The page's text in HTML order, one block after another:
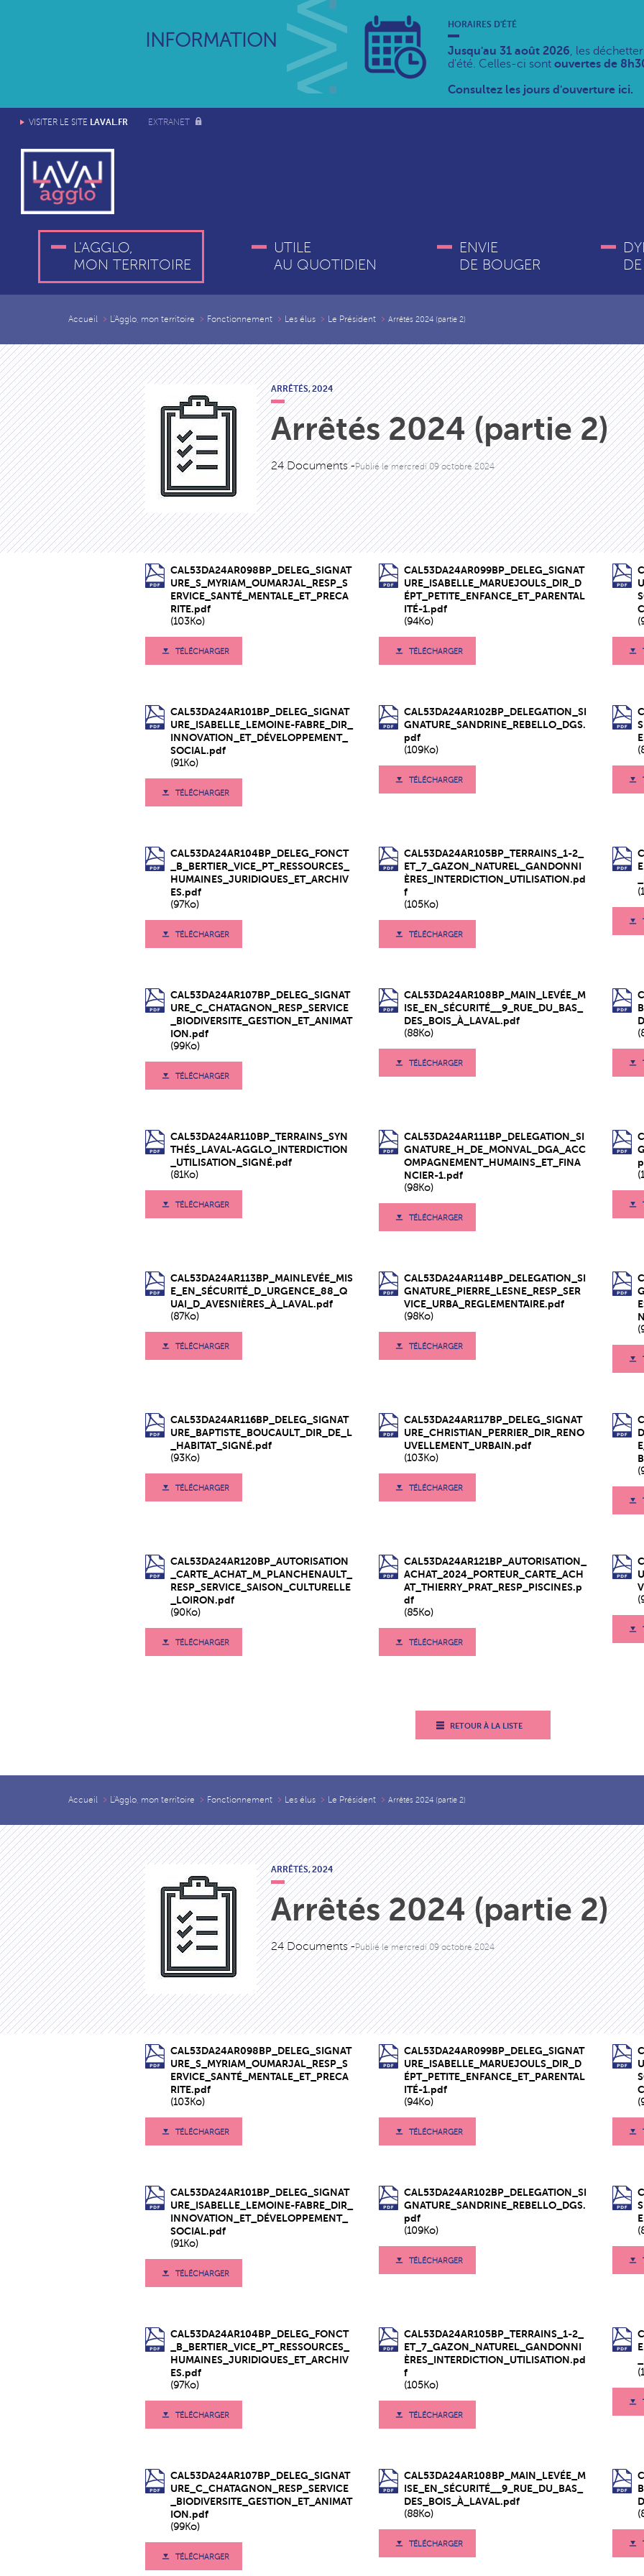
INFORMATION
HORAIRES D'ÉTÉ
Jusqu'au 31 août 2026, les
d'été. Celles-ci sont ouvertes de
Consultez les jours d'ouverture ici.
VISITER LE SITE LAVAL.FR EXTRANET
L'AGGLO,
MON TERRITOIRE
UTILE
AU QUOTIDIEN
ENVIE
DE BOUGER
Accueil L'Agglo, mon territoire Fonctionnement Les élus Le Président Arrêtés 2024 (partie 2)
ARRÊTÉS,2024
Arrêtés 2024 (partie 2)
24 Documents -Publié lemercredi 09 octobre 2024
CAL53DA24AR098BP_DELEG_SIGNAT
URE_S_MYRIAM_OUMARJAL_RESP_S
ERVICE_SANTÉ_MENTALE_ET_PRECA
RITE.pdf
(103Ko)
TÉLÉCHARGER
CAL53DA24AR099BP_DELEG_SIGNAT
URE_ISABELLE_MARUEJOULS_DIR_D
ÉPT_PETITE_ENFANCE_ET_PARENTAL
ITÉ-1.pdf
(94Ko)
TÉLÉCHARGER
CAL53DA24AR101BP_DELEG_SIGNAT
URE_ISABELLE_LEMOINE-FABRE_DIR_
INNOVATION_ET_DÉVELOPPEMENT_
SOCIAL.pdf
(91Ko)
TÉLÉCHARGER
CAL53DA24AR102BP_DELEGATION_SI
GNATURE_SANDRINE_REBELLO_DGS.
pdf
(109Ko)
TÉLÉCHARGER
CAL53DA24AR104BP_DELEG_FONCT
_B_BERTIER_VICE_PT_RESSOURCES_
HUMAINES_JURIDIQUES_ET_ARCHIV
ES.pdf
(97Ko)
TÉLÉCHARGER
CAL53DA24AR105BP_TERRAINS_1-2_
ET_7_GAZON_NATUREL_GANDONNI
ÈRES_INTERDICTION_UTILISATION.pd
f
(105Ko)
TÉLÉCHARGER
CAL53DA24AR107BP_DELEG_SIGNAT
URE_C_CHATAGNON_RESP_SERVICE
_BIODIVERSITE_GESTION_ET_ANIMAT
ION.pdf
(99Ko)
TÉLÉCHARGER
CAL53DA24AR108BP_MAIN_LEVÉE_M
ISE_EN_SÉCURITÉ__9_RUE_DU_BAS_
DES_BOIS_À_LAVAL.pdf
(88Ko)
TÉLÉCHARGER
CAL53DA24AR110BP_TERRAINS_SYN
THÉS_LAVAL-AGGLO_INTERDICTION
_UTILISATION_SIGNÉ.pdf
(81Ko)
TÉLÉCHARGER
CAL53DA24AR111BP_DELEGATION_SI
GNATURE_H_DE_MONVAL_DGA_ACC
OMPAGNEMENT_HUMAINS_ET_FINA
NCIER-1.pdf
(98Ko)
TÉLÉCHARGER
CAL53DA24AR113BP_MAINLEVÉE_MIS
E_EN_SÉCURITÉ_D_URGENCE_88_Q
UAI_D_AVESNIÈRES_À_LAVAL.pdf
(87Ko)
TÉLÉCHARGER
CAL53DA24AR114BP_DELEGATION_SI
GNATURE_PIERRE_LESNE_RESP_SER
VICE_URBA_REGLEMENTAIRE.pdf
(98Ko)
TÉLÉCHARGER
CAL53DA24AR116BP_DELEG_SIGNAT
URE_BAPTISTE_BOUCAULT_DIR_DE_L
_HABITAT_SIGNÉ.pdf
(93Ko)
TÉLÉCHARGER
CAL53DA24AR117BP_DELEG_SIGNAT
URE_CHRISTIAN_PERRIER_DIR_RENO
UVELLEMENT_URBAIN.pdf
(103Ko)
TÉLÉCHARGER
CAL53DA24AR120BP_AUTORISATION
_CARTE_ACHAT_M_PLANCHENAULT_
RESP_SERVICE_SAISON_CULTURELLE
_LOIRON.pdf
(90Ko)
TÉLÉCHARGER
CAL53DA24AR121BP_AUTORISATION_
ACHAT_2024_PORTEUR_CARTE_ACH
AT_THIERRY_PRAT_RESP_PISCINES.p
df
(85Ko)
TÉLÉCHARGER
RETOUR À LA LISTE
Accueil L'Agglo, mon territoire Fonctionnement Les élus Le Président Arrêtés 2024 (partie 2)
ARRÊTÉS,2024
Arrêtés 2024 (partie 2)
24 Documents -Publié lemercredi 09 octobre 2024
CAL53DA24AR098BP_DELEG_SIGNAT
URE_S_MYRIAM_OUMARJAL_RESP_S
ERVICE_SANTÉ_MENTALE_ET_PRECA
RITE.pdf
(103Ko)
TÉLÉCHARGER
CAL53DA24AR099BP_DELEG_SIGNAT
URE_ISABELLE_MARUEJOULS_DIR_D
ÉPT_PETITE_ENFANCE_ET_PARENTAL
ITÉ-1.pdf
(94Ko)
TÉLÉCHARGER
CAL53DA24AR101BP_DELEG_SIGNAT
URE_ISABELLE_LEMOINE-FABRE_DIR_
INNOVATION_ET_DÉVELOPPEMENT_
SOCIAL.pdf
(91Ko)
TÉLÉCHARGER
CAL53DA24AR102BP_DELEGATION_SI
GNATURE_SANDRINE_REBELLO_DGS.
pdf
(109Ko)
TÉLÉCHARGER
CAL53DA24AR104BP_DELEG_FONCT
_B_BERTIER_VICE_PT_RESSOURCES_
HUMAINES_JURIDIQUES_ET_ARCHIV
ES.pdf
(97Ko)
TÉLÉCHARGER
CAL53DA24AR105BP_TERRAINS_1-2_
ET_7_GAZON_NATUREL_GANDONNI
ÈRES_INTERDICTION_UTILISATION.pd
f
(105Ko)
TÉLÉCHARGER
CAL53DA24AR107BP_DELEG_SIGNAT
URE_C_CHATAGNON_RESP_SERVICE
_BIODIVERSITE_GESTION_ET_ANIMAT
ION.pdf
(99Ko)
TÉLÉCHARGER
CAL53DA24AR108BP_MAIN_LEVÉE_M
ISE_EN_SÉCURITÉ__9_RUE_DU_BAS_
DES_BOIS_À_LAVAL.pdf
(88Ko)
TÉLÉCHARGER